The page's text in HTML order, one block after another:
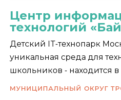
Центр
технологий
Детский IT-технопарк
уникальная среда для
школьников - находится
МУНИЦИПАЛЬНЫЙ ОКРУГ